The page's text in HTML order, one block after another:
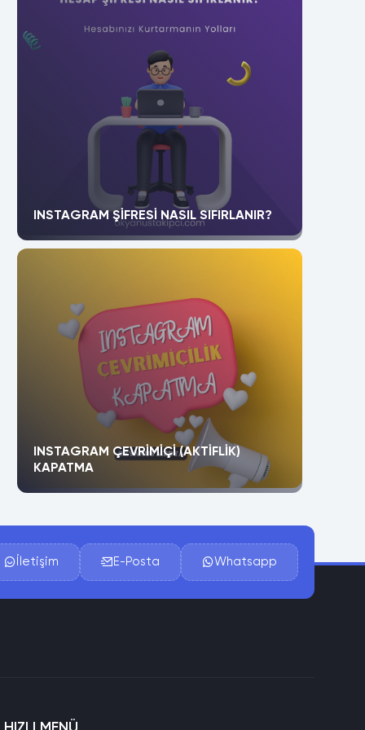
INSTAGRAM ŞIFRESI NASIL SIFIRLANIR?
INSTAGRAM ÇEVRIMIÇI (AKTIFLIK)
KAPATMA
İletişim E-Posta Whatsapp